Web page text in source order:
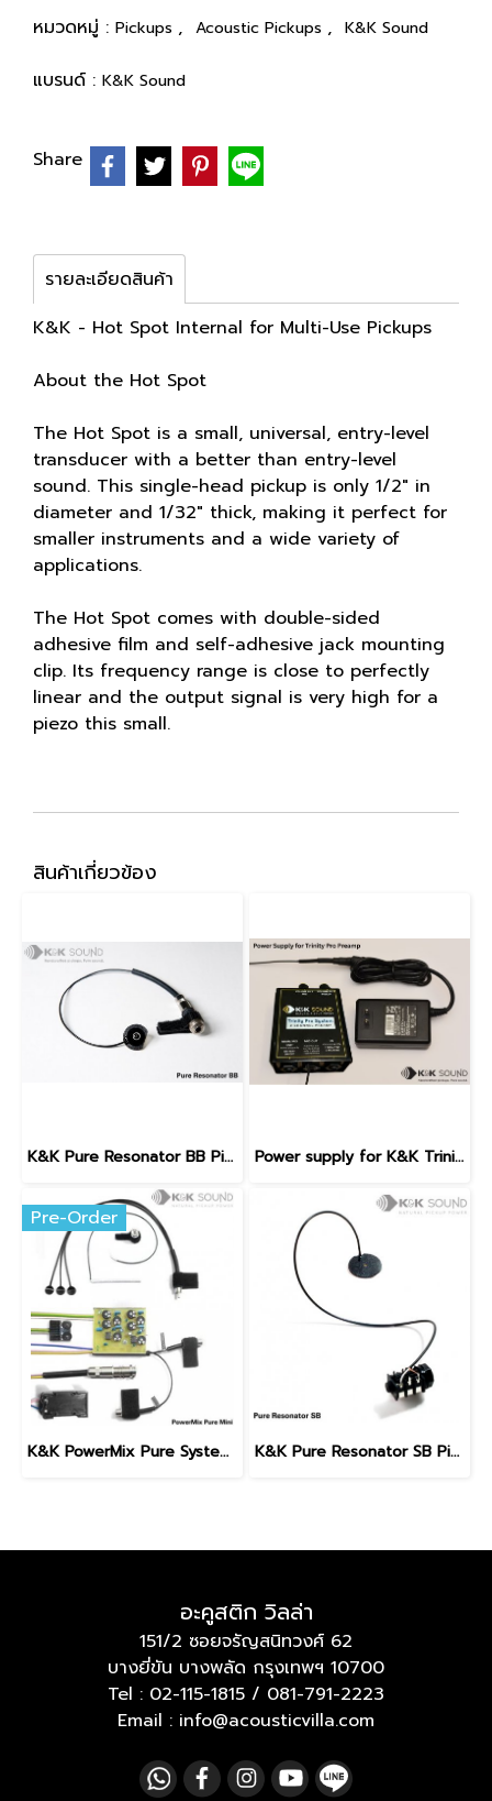
หมวดหมู่ : Pickups , Acoustic Pickups , K&K Sound
แบรนด์ : K&K Sound
Share
รายละเอียดสินค้า
K&K - Hot Spot Internal for Multi-Use Pickups
About the Hot Spot
The Hot Spot is a small, universal, entry-level
transducer with a better than entry-level
sound. This single-head pickup is only 1/2" in
diameter and 1/32" thick, making it perfect for
smaller instruments and a wide variety of
applications.
The Hot Spot comes with double-sided
adhesive film and self-adhesive jack mounting
clip. Its frequency range is close to perfectly
linear and the output signal is very high for a
piezo this small.
สินค้าเกี่ยวข้อง
K&K Pure Resonator BB Pickup (Biscuit Bridge) Power supply for K&K Trinity Pro Preamp
Pre-Order
K&K PowerMix Pure System with Internal Preamp K&K Pure Resonator SB Pickup (Spider Bridge)
อะคูสติก วิลล่า
151/2 ซอยจรัญสนิทวงศ์ 62
บางยี่ขัน บางพลัด กรุงเทพฯ 10700
Tel : 02-115-1815 / 081-791-2223
Email : info@acousticvilla.com